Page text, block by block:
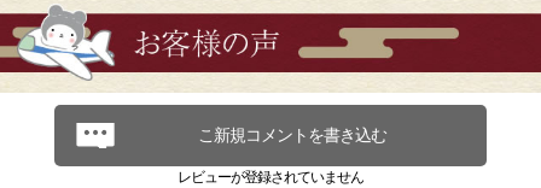
こ新規コメントを書き込む
レビューが登録されていません